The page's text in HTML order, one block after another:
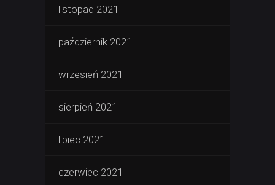
listopad 2021
październik 2021
wrzesień 2021
sierpień 2021
lipiec 2021
czerwiec 2021